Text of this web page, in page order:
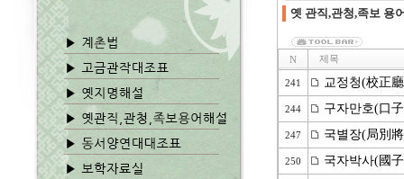
옛 관직,관청,족보 용
N 제목
241 교정청(校正
244 구자만호(口
247 국별장(局別
250 국자박사(國